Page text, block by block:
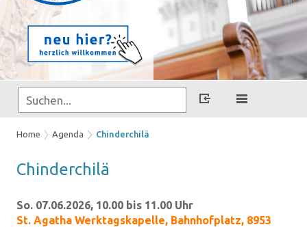
Home Agenda Chinderchilä
Chin­der­chi­lä
So. 07.06.2026, 10.00 bis 11.00 Uhr
St. Agatha Werktagskapelle, Bahnhofplatz, 8953